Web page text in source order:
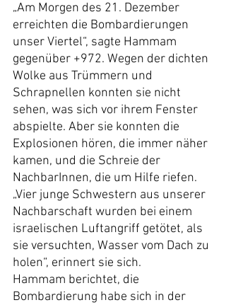
„Am Morgen des 21. Dezember
erreichten die Bombardierungen
unser Viertel“, sagte Hammam
gegenüber +972. Wegen der dichten
Wolke aus Trümmern und
Schrapnellen konnten sie nicht
sehen, was sich vor ihrem Fenster
abspielte. Aber sie konnten die
Explosionen hören, die immer näher
kamen, und die Schreie der
NachbarInnen, die um Hilfe riefen.
„Vier junge Schwestern aus unserer
Nachbarschaft wurden bei einem
israelischen Luftangriff getötet, als
sie versuchten, Wasser vom Dach zu
holen“, erinnert sie sich.
Hammam berichtet, die
Bombardierung habe sich in der